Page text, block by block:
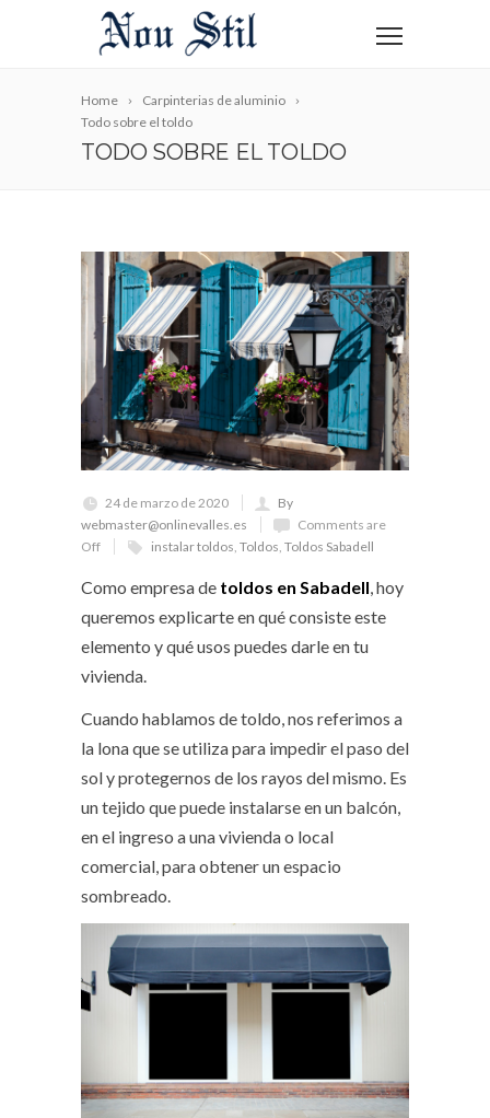
Home
Carpinterias de aluminio
Todo sobre el toldo
TODO SOBRE EL TOLDO
24 de marzo de 2020
By
webmaster@onlinevalles.es
Comments are
Off
instalar toldos Toldos Toldos Sabadell
Como empresa de toldos en Sabadell, hoy
queremos explicarte en qué consiste este
elemento y qué usos puedes darle en tu
vivienda.
Cuando hablamos de toldo, nos referimos a
la lona que se utiliza para impedir el paso del
sol y protegernos de los rayos del mismo. Es
un tejido que puede instalarse en un balcón,
en el ingreso a una vivienda o local
comercial, para obtener un espacio
sombreado.